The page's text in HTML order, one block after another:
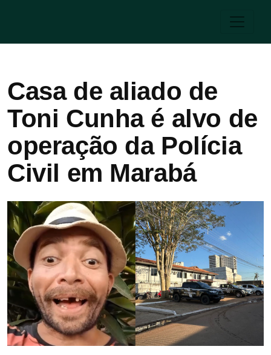
Casa de aliado de
Toni Cunha é alvo de
operação da Polícia
Civil em Marabá